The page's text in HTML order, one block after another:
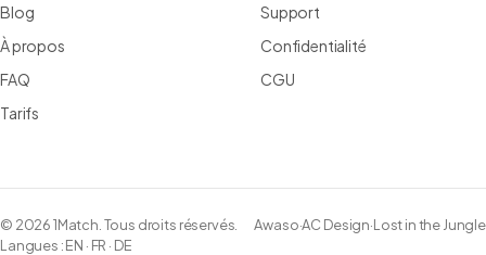
Blog
À propos
FAQ
Tarifs
Support
Confidentialité
CGU
© 2026 1Match. Tous droits réservés. Awaso·AC Design·Lost in the Jungle
Langues :EN · FR · DE